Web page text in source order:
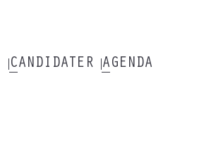
CANDIDATER AGENDA